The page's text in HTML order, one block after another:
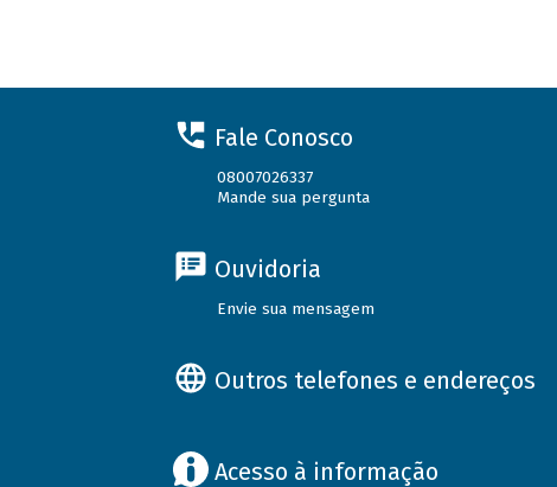
Fale Conosco
08007026337
Mande sua pergunta
Ouvidoria
Envie sua mensagem
Outros telefones e endereços
Acesso à informação